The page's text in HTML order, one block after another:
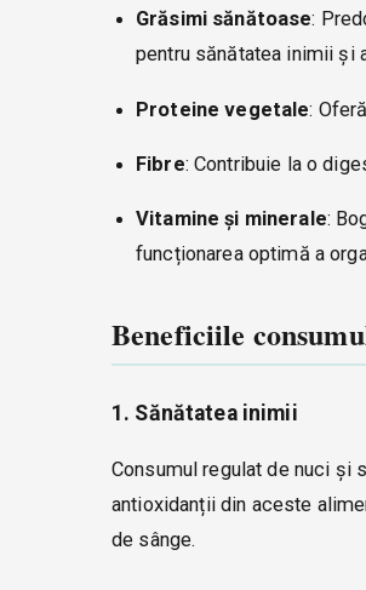
Grăsimi sănătoase:
pentru sănătatea inimii și
Proteine vegetale:
Fibre: Contribuie la o
Vitamine și minerale:
funcționarea optimă a
Beneficiile
1. Sănătatea inimii
Consumul regulat de nuci
antioxidanții din aceste
de sânge.